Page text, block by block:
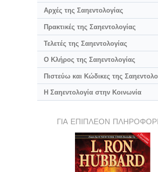
Αρχές της Σαηεντολογίας
Πρακτικές της Σαηεντολογίας
Τελετές της Σαηεντολογίας
Ο Κλήρος της Σαηεντολογίας
Πιστεύω και Κώδικες της
Η Σαηεντολογία στην Κοινωνία
ΓΙΑ ΕΠΙΠΛΕΟΝ